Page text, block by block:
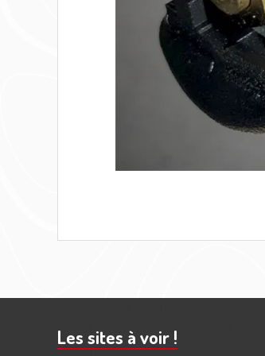
subsidiaire
Les sites à voir !